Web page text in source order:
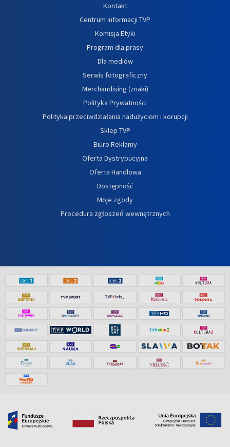
Kontakt
Centrum informacji TVP
Komisja Etyki
Program dla prasy
Dla mediów
Serwis fotograficzny
Merchandising (znaki)
Polityka Prywatności
Polityka przeciwdziałania nadużyciom i korupcji
Sklep TVP
Biuro Reklamy
Oferta Dystrybucyjna
Oferta Handlowa
Dostępność
Moje zgody
Procedura zgłoszeń wewnętrznych